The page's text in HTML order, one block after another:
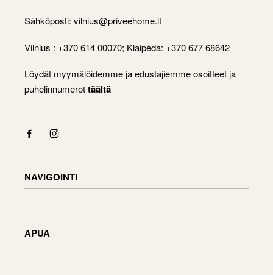
Sähköposti: vilnius@priveehome.lt
Vilnius : +370 614 00070; Klaipėda: +370 677 68642
Löydät myymälöidemme ja edustajiemme osoitteet ja
puhelinnumerottäältä
NAVIGOINTI
Cart
APUA